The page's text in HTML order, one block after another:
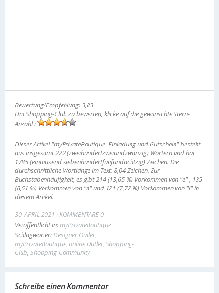
Bewertung/Empfehlung: 3,83
Um Shopping-Club zu bewerten, klicke auf die gewünschte Stern-
Anzahl :
Dieser Artikel "myPrivateBoutique- Einladung und Gutschein" besteht
aus insgesamt 222 (zweihundertzweiundzwanzig) Wörtern und hat
1785 (eintausend siebenhundertfünfundachtzig) Zeichen. Die
durchschnittliche Wortlänge im Text: 8,04 Zeichen. Zur
Buchstabenhäufigkeit, es gibt 214 (13,65 %) Vorkommen von "e" , 135
(8,61 %) Vorkommen von "n" und 121 (7,72 %) Vorkommen von "i" in
diesem Artikel.
30. APRIL 2021 KOMMENTARE 0
Veröffentlicht in:myPrivateBoutique
Schlagwörter:Designer Outlet,
myPrivateBoutique, online Outlet, Shopping-
Club, Shopping-Community
Schreibe einen Kommentar